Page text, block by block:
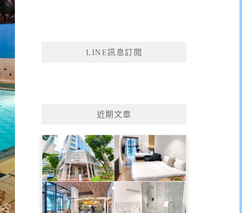
LINE訊息訂閱
近期文章